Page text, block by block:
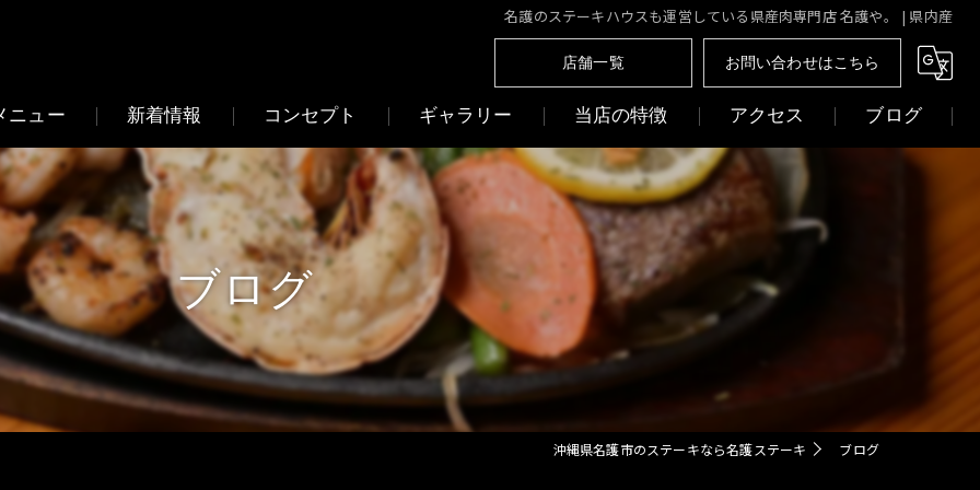
名護のステーキハウスも運営している県産肉専門店 名護や。 | 県内産
店舗一覧 お問い合わせはこちら
ニュー 新着情報 コンセプト
よくある質問
ギャラリー 当店の特徴
ディナー
焼肉
ひつまぶし
貸切
アクセス
名護ステーキ
焼肉名護 元師
ブログ
ブログ
沖縄県名護市のステーキなら名護ステーキ ブログ